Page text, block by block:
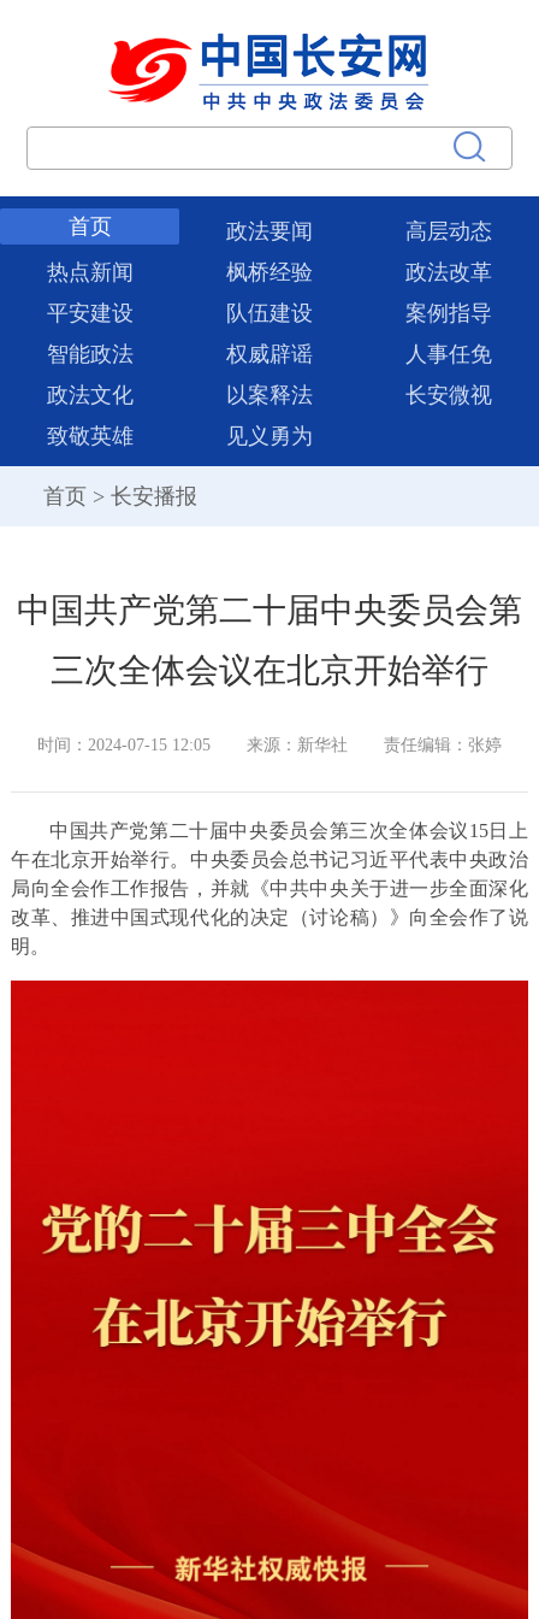
首页 政法要闻
高层动态
热点新闻
枫桥经验
政法改革
平安建设
队伍建设
案例指导
智能政法
权威辟谣
人事任免
政法文化
以案释法
长安微视
致敬英雄
见义勇为
首页 > 长安播报
中国共产党第二十届中央委员会第
三次全体会议在北京开始举行
时间：2024-07-15 12:05 来源：新华社 责任编辑：张婷
中国共产党第二十届中央委员会第三次全体会议15日上
午在北京开始举行。中央委员会总书记习近平代表中央政治
局向全会作工作报告，并就《中共中央关于进一步全面深化
改革、推进中国式现代化的决定（讨论稿）》向全会作了说
明。